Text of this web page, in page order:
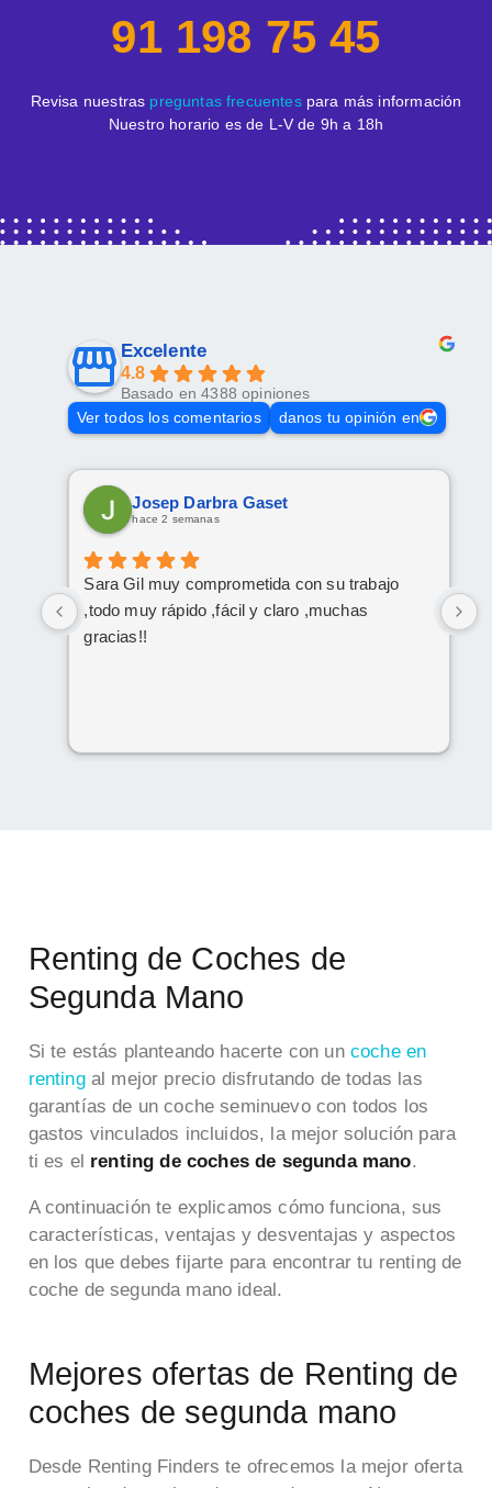
91 198 75 45
Revisa nuestras preguntas frecuentespara más información
Nuestro horario es de L-V de 9h a 18h
Excelente
4.8
Basado en 4388 opiniones
Ver todos los comentarios
danos tu opinión en
Josep Darbra Gaset
hace 2 semanas
Sara Gil muy comprometida con su trabajo
,todo muy rápido ,fácil y claro ,muchas
gracias!!
Renting de Coches de
Segunda Mano
Si te estás planteando hacerte con un coche en
renting al mejor precio disfrutando de todas las
garantías de un coche seminuevo con todos los
gastos vinculados incluidos, la mejor solución para
ti es el renting de coches de segunda mano.
A continuación te explicamos cómo funciona, sus
características, ventajas y desventajas y aspectos
en los que debes fijarte para encontrar tu renting de
coche de segunda mano ideal.
Mejores ofertas de Renting de
coches de segunda mano
Desde Renting Finders te ofrecemos la mejor oferta